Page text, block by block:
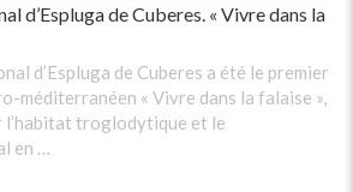
d’Espluga de Cuberes. « Vivre dans la
d’Espluga de Cuberes a été le premier
méditerranéen « Vivre dans la falaise »,
l’habitat troglodytique et le
en …